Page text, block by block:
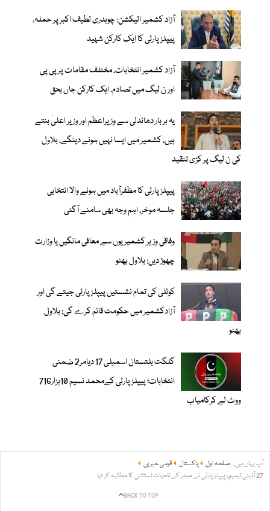
آزاد کشمیر الیکشن: چوہدری لطیف اکبر پر حملہ،
پیپلز پارٹی کا ایک کارکن شہید
آزاد کشمیر انتخابات، مختلف مقامات پر پی پی
اور ن لیگ میں تصادم، ایک کارکن جاں بحق
یہ ہر بار دھاندلی سے وزیراعظم اور وزیر اعلیٰ بنتے
ہیں، کشمیر میں ایسا نہیں ہونے دینگے، بلاول
کی ن لیگ پر کڑی تنقید
پیپلز پارٹی کا مظفرآباد میں ہونے والا انتخابی
جلسہ موخر، اہم وجہ بھی سامنے آگئی
وفاقی وزیر کشمیریوں سے معافی مانگیں یا وزارت
چھوڑ دیں: بلاول بھٹو
کوٹلی کی تمام نشستیں پیپلزپارٹی جیتے گی اور
آزادکشمیر میں حکومت قائم کرے گی: بلاول
بھٹو
گلگت بلتستان اسمبلی 17 دیامر2 ضمنی
انتخابات؛ پیپلزپارٹی کےمحمد نسیم 10ہزار716
ووٹ لے کرکامیاب
آپ یہاں ہیں: صفحہ اول پاکستان
قومی خبریں
27 آئینی ترمیم: پیپلز پارٹی نے صدر کے تاحیات استثنیٰ کا مطالبہ کر دیا
BACK TO TOP